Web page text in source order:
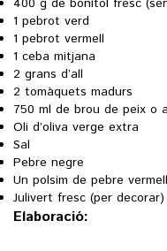
1 pebrot verd
1 pebrot vermell
1 ceba mitjana
2 grans d’all
2 tomàquets madurs
750 ml de brou de peix o
Oli d’oliva verge extra
Sal
Pebre negre
Un polsim de pebre
Julivert fresc (per decorar)
Elaboració: